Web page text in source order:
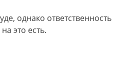
однако ответственность
это есть.